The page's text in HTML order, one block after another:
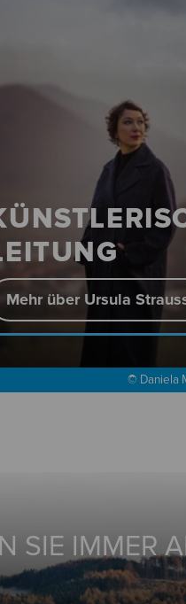
© Daniela
Mehr über Ursula
SIE IMMER